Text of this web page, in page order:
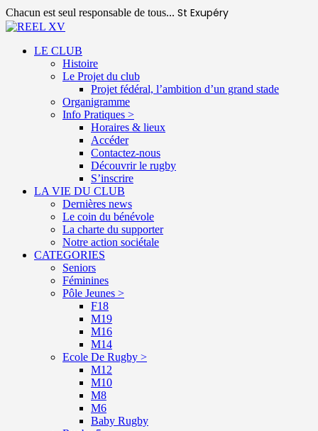
Chacun est seul responsable de tous... St Exupéry
LE CLUB
Histoire
Le Projet du club
Projet fédéral, l’ambition d’un grand stade
Organigramme
Info Pratiques >
Horaires & lieux
Accéder
Contactez-nous
Découvrir le rugby
S’inscrire
LA VIE DU CLUB
Dernières news
Le coin du bénévole
La charte du supporter
Notre action sociétale
CATEGORIES
Seniors
Féminines
Pôle Jeunes >
F18
M19
M16
M14
Ecole De Rugby >
M12
M10
M8
M6
Baby Rugby